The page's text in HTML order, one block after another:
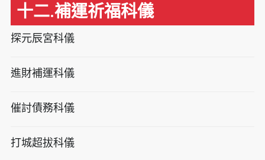
十二.補運祈福科儀
探元辰宮科儀
進財補運科儀
催討債務科儀
打城超拔科儀